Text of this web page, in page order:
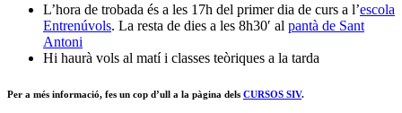
L’hora de trobada és a les 17h del primer dia de curs a l’escola
Entrenúvols. La resta de dies a les 8h30′ al pantà de Sant
Antoni
Hi haurà vols al matí i classes teòriques a la tarda
Per a més informació, fes un cop d’ull a la pàgina dels CURSOS SIV.